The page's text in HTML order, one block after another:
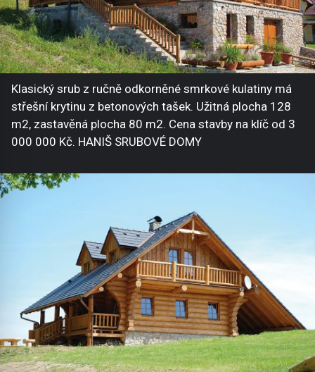
Klasický srub z ručně odkorněné smrkové kulatiny má
střešní krytinu z betonových tašek. Užitná plocha 128
m2, zastavěná plocha 80 m2. Cena stavby na klíč od 3
000 000 Kč. HANIŠ SRUBOVÉ DOMY